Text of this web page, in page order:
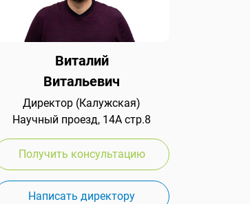
Виталий
Витальевич
Директор (Калужская)
Научный проезд, 14А стр.8
Получить консультацию
Написать директору